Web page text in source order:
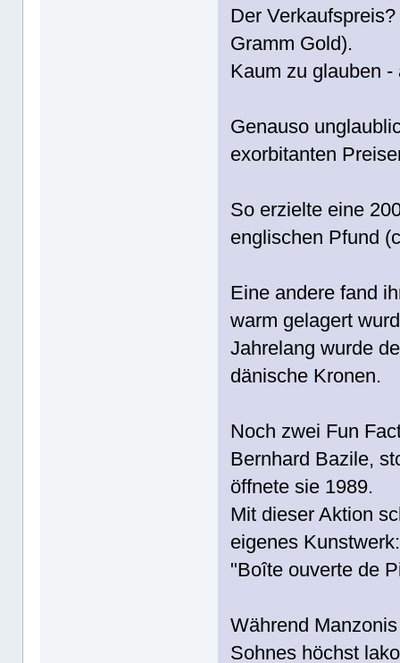
Der
Gramm Gold).
Kaum zu glauben -
Genauso
exorbitanten
So erzielte eine
englischen Pfund
Eine andere fand
warm gelagert
Jahrelang wurde
dänische Kronen.
Noch zwei Fun
Bernhard Bazile,
öffnete sie 1989.
Mit dieser Aktion
eigenes Kunstwerk:
"Boîte ouverte de
Während
Sohnes höchst